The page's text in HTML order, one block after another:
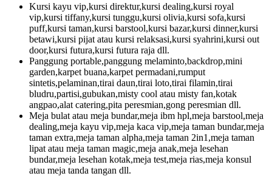
Kursi kayu vip,kursi direktur,kursi dealing,kursi royal
vip,kursi tiffany,kursi tunggu,kursi olivia,kursi sofa,kursi
puff,kursi taman,kursi barstool,kursi bazar,kursi dinner,kursi
betawi,kursi pijat atau kursi relaksasi,kursi syahrini,kursi out
door,kursi futura,kursi futura raja dll.
Panggung portable,panggung melaminto,backdrop,mini
garden,karpet buana,karpet permadani,rumput
sintetis,pelaminan,tirai daun,tirai loto,tirai filamin,tirai
bludru,partisi,gubukan,misty cool atau misty fan,kotak
angpao,alat catering,pita peresmian,gong peresmian dll.
Meja bulat atau meja bundar,meja ibm hpl,meja barstool,meja
dealing,meja kayu vip,meja kaca vip,meja taman bundar,meja
taman extra,meja taman alpha,meja taman 2in1,meja taman
lipat atau meja taman magic,meja anak,meja lesehan
bundar,meja lesehan kotak,meja test,meja rias,meja konsul
atau meja tanda tangan dll.